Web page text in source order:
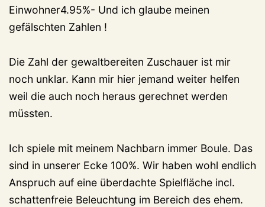
Einwohner4.95%- Und ich glaube meinen
gefälschten Zahlen !
Die Zahl der gewaltbereiten Zuschauer ist mir
noch unklar. Kann mir hier jemand weiter helfen
weil die auch noch heraus gerechnet werden
müssten.
Ich spiele mit meinem Nachbarn immer Boule. Das
sind in unserer Ecke 100%. Wir haben wohl endlich
Anspruch auf eine überdachte Spielfläche incl.
schattenfreie Beleuchtung im Bereich des ehem.